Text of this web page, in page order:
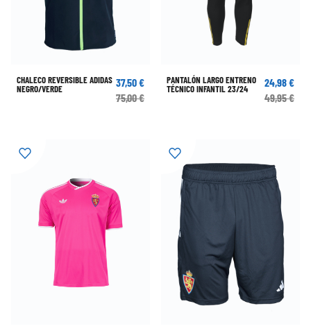
CHALECO REVERSIBLE ADIDAS
NEGRO/VERDE
37,50 €
75,00 €
PANTALÓN LARGO ENTRENO
TÉCNICO INFANTIL 23/24
24,98 €
49,95 €